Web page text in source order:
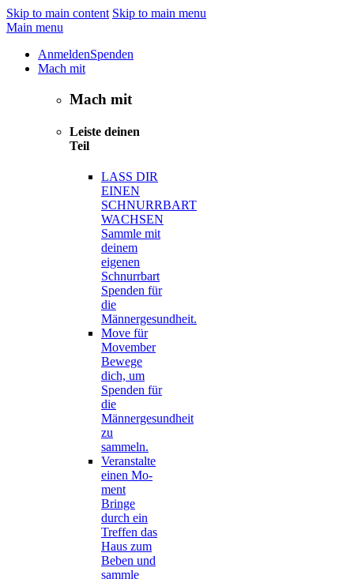
Skip to main content Skip to main menu
Main menu
AnmeldenSpenden
Mach mit
Mach mit
Leiste deinen
Teil
LASS DIR
EINEN
SCHNURRBART
WACHSEN
Sammle mit
deinem
eigenen
Schnurrbart
Spenden für
die
Männergesundheit.
Move für
Movember
Bewege
dich, um
Spenden für
die
Männergesundheit
zu
sammeln.
Veranstalte
einen Mo-
ment
Bringe
durch ein
Treffen das
Haus zum
Beben und
sammle